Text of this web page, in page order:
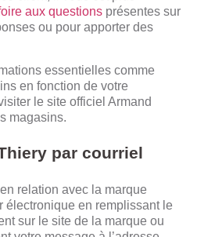
aux questions présentes sur
ou pour apporter des
essentielles comme
en fonction de votre
le site officiel Armand
magasins.
par courriel
relation avec la marque
électronique en remplissant le
sur le site de la marque ou